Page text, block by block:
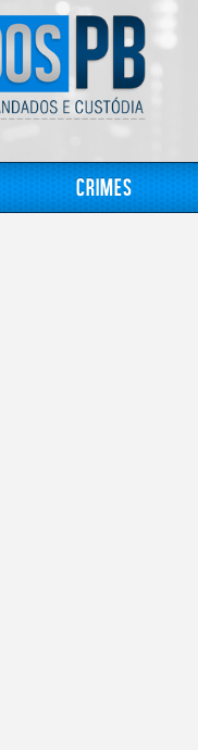
Crimes